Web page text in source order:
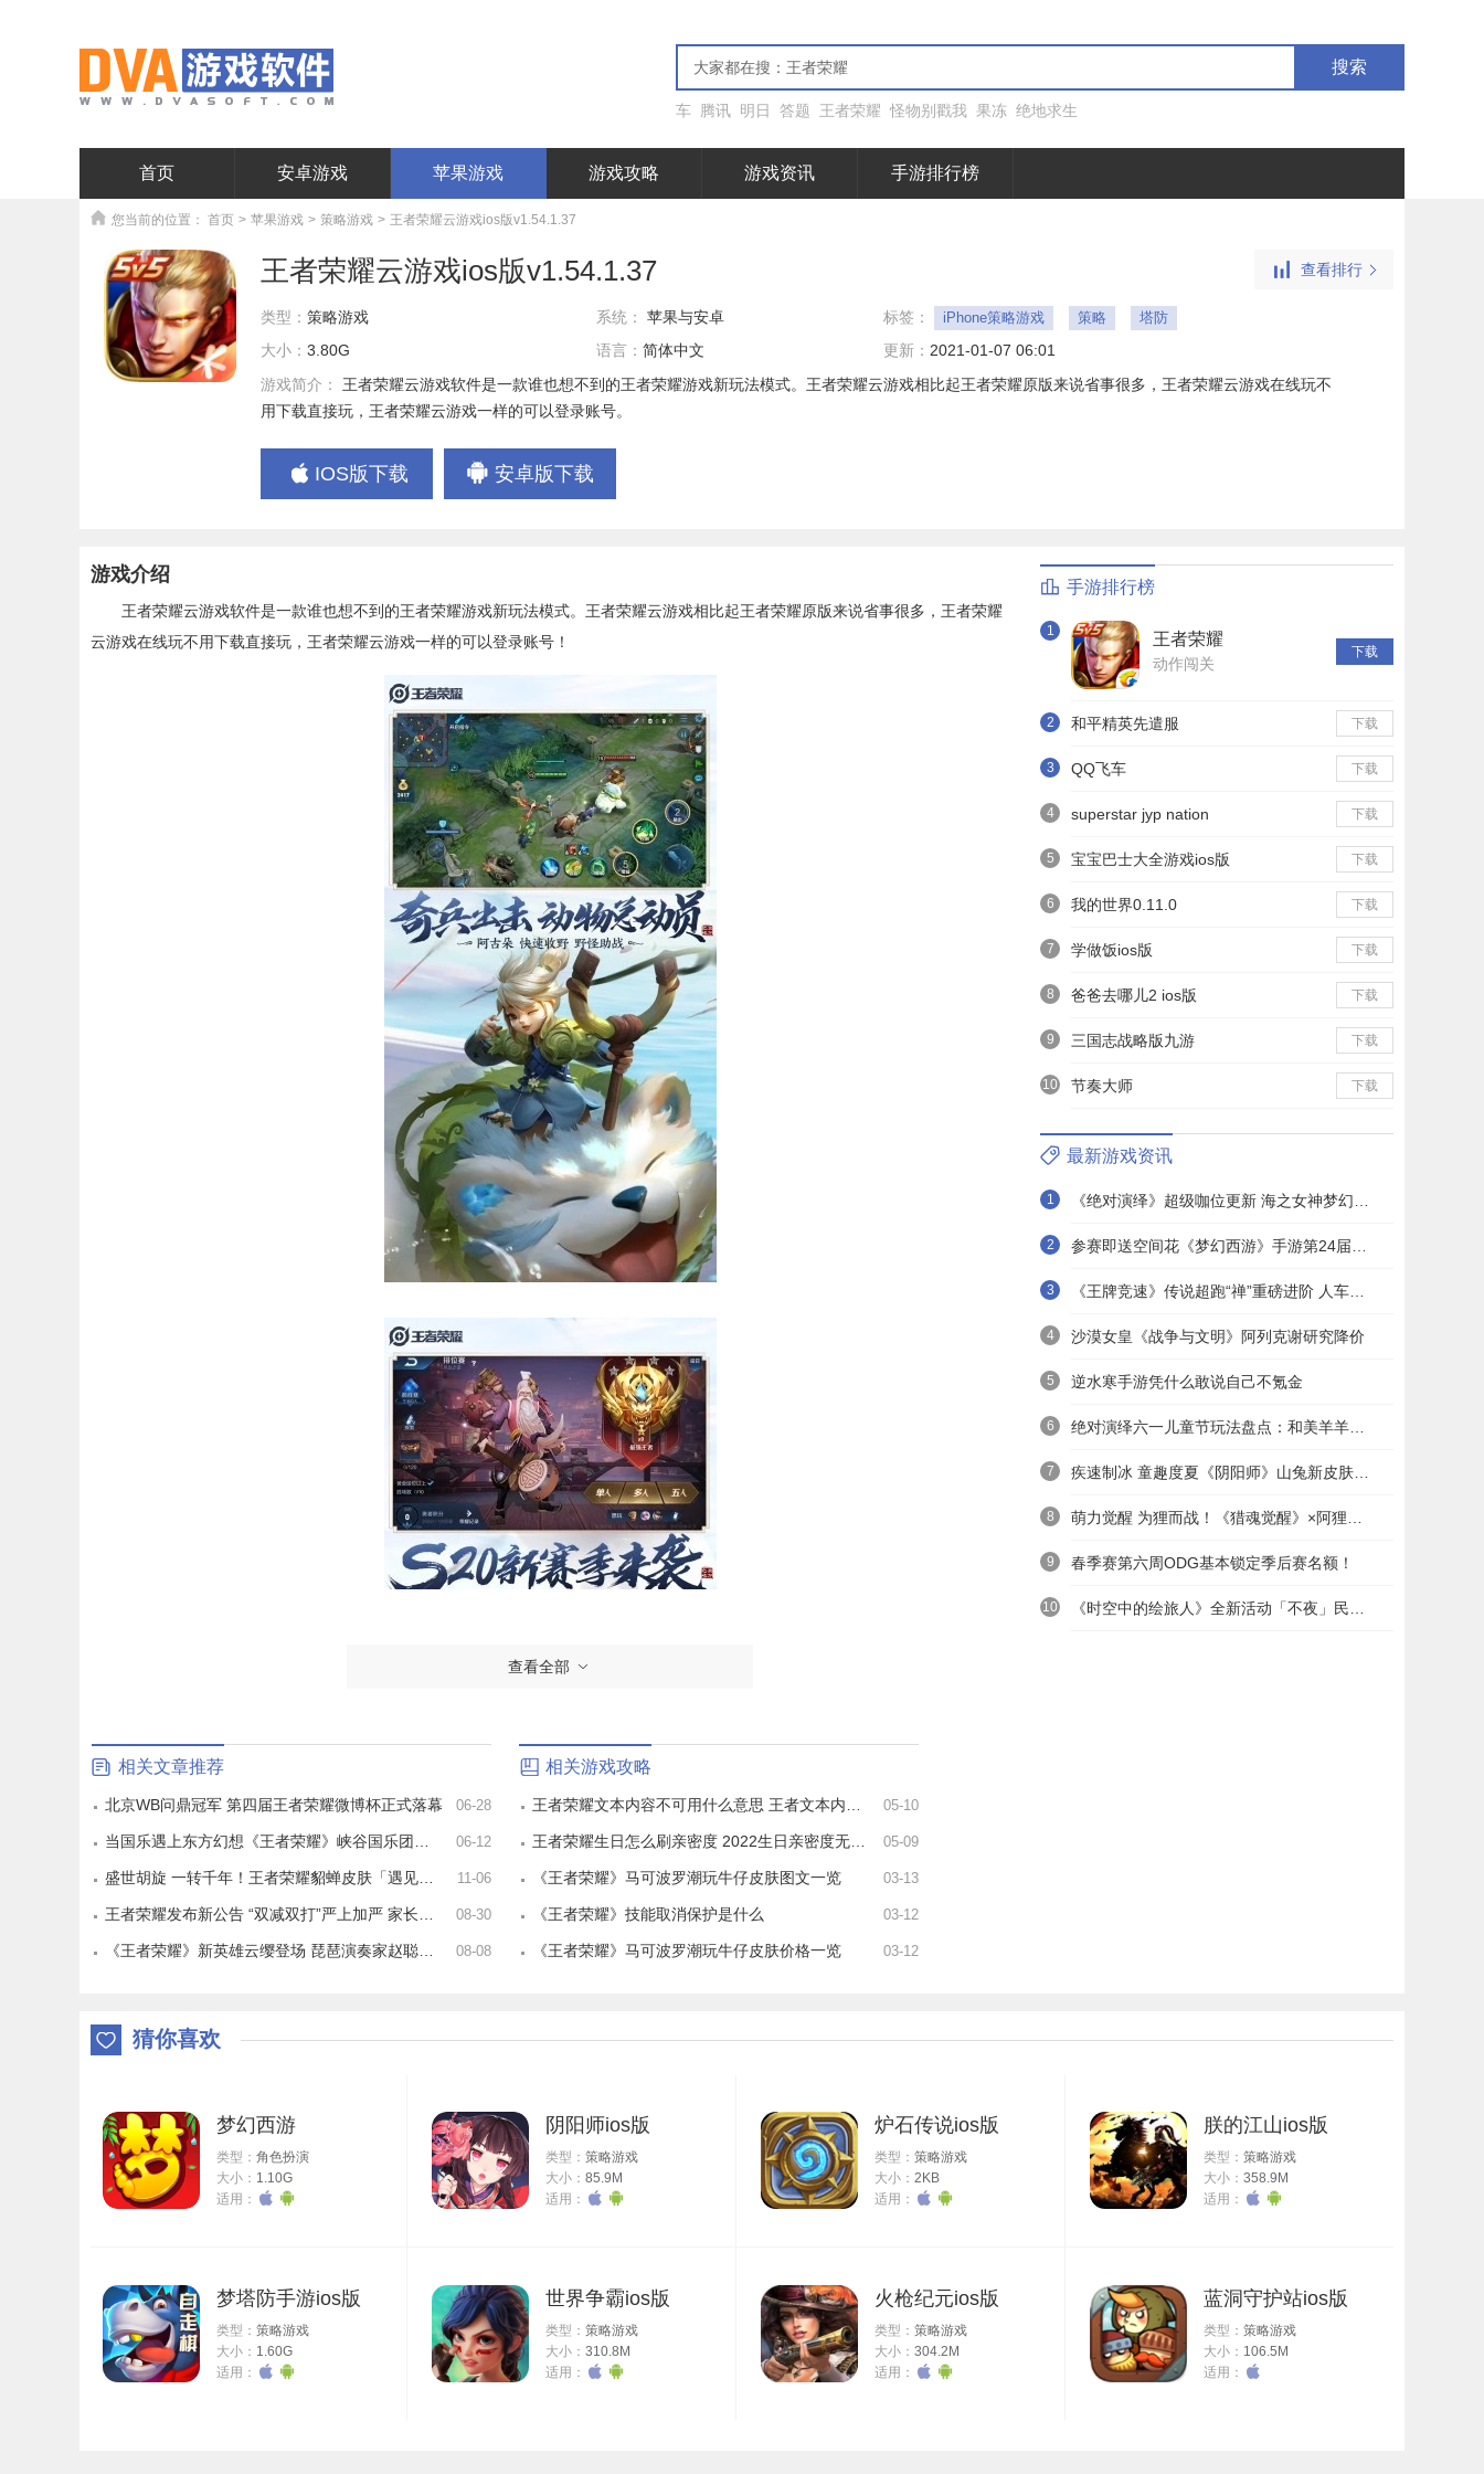
搜索
车 腾讯 明日 答题 王者荣耀 怪物别戳我 果冻 绝地求生
首页 安卓游戏 苹果游戏 游戏攻略 游戏资讯 手游排行榜
您当前的位置： 首页 > 苹果游戏 > 策略游戏 > 王者荣耀云游戏ios版v1.54.1.37
王者荣耀云游戏ios版v1.54.1.37
类型： 策略游戏 系统： 苹果与安卓 标签： iPhone策略游戏 策略 塔防
大小： 3.80G 语言： 简体中文 更新： 2021-01-07 06:01
游戏简介：
王者荣耀云游戏软件是一款谁也想不到的王者荣耀游戏新玩法模式。王者荣耀云游戏相比起王者荣耀原版来说省事很多，王者荣耀云游戏在线玩不
用下载直接玩，王者荣耀云游戏一样的可以登录账号。
IOS版下载 安卓版下载
查看排行
游戏介绍
王者荣耀云游戏软件是一款谁也想不到的王者荣耀游戏新玩法模式。王者荣耀云游戏相比起王者荣耀原版来说省事很多，王者荣耀
云游戏在线玩不用下载直接玩，王者荣耀云游戏一样的可以登录账号！
王者荣耀云游戏是一款超级好玩的moba战斗类型的游戏，游戏的玩法非常的刺激，你在游戏中可以通过选择自己喜欢的角色在这
游戏优势
2、游戏手柄玩游戏，给你最为动感的游戏玩法，不再需要使用冰冷的手机玩游戏。
3、研发团队每周为用户精选各种好玩的电视游戏，解决找不到好游戏的烦恼。
游戏亮点
1、您可以查看平台拥有的游戏内容，让您找到自己想要体验的游戏；
4、您可以自由的切换连接的云电脑，确保玩家可以获取更多游戏内容；
5、自动的推送许多热门的游戏，只要点击以后就能快速的畅玩；
6、为您提供了游戏排行榜，玩家就能知道最近热门的游戏排行信息了
查看全部
相关文章推荐
北京WB问鼎冠军 第四届王者荣耀微博杯正式落幕 06-28
当国乐遇上东方幻想《王者荣耀》峡谷国乐团用民族乐器演奏玩家故事 06-12
盛世胡旋 一转千年！王者荣耀貂蝉皮肤「遇见胡旋」正式上线！ 11-06
王者荣耀发布新公告 “双减双打”严上加严 家长们的福音到了 08-30
《王者荣耀》新英雄云缨登场 琵琶演奏家赵聪演绎魅力国乐 08-08
相关游戏攻略
王者荣耀文本内容不可用什么意思 王者文本内容不可用请重新输入解决办法分享 05-10
王者荣耀生日怎么刷亲密度 2022生日亲密度无限刷教程分享 05-09
《王者荣耀》马可波罗潮玩牛仔皮肤图文一览 03-13
《王者荣耀》技能取消保护是什么 03-12
《王者荣耀》马可波罗潮玩牛仔皮肤价格一览 03-12
手游排行榜
1 王者荣耀
动作闯关
下载
2 和平精英先遣服 下载
3 QQ飞车 下载
4 superstar jyp nation 下载
5 宝宝巴士大全游戏ios版 下载
6 我的世界0.11.0 下载
7 学做饭ios版 下载
8 爸爸去哪儿2 ios版 下载
9 三国志战略版九游 下载
10 节奏大师 下载
最新游戏资讯
1
2
3
4 沙漠女皇《战争与文明》阿列克谢研究降价
5 逆水寒手游凭什么敢说自己不氪金
6
7
8
9 春季赛第六周ODG基本锁定季后赛名额！
10
猜你喜欢
梦幻西游
类型： 角色扮演
大小： 1.10G
适用：
阴阳师ios版
类型： 策略游戏
大小： 85.9M
适用：
炉石传说ios版
类型： 策略游戏
大小： 2KB
适用：
朕的江山ios版
类型： 策略游戏
大小： 358.9M
适用：
梦塔防手游ios版
类型： 策略游戏
大小： 1.60G
适用：
世界争霸ios版
类型： 策略游戏
大小： 310.8M
适用：
火枪纪元ios版
类型： 策略游戏
大小： 304.2M
适用：
蓝洞守护站ios版
类型： 策略游戏
大小： 106.5M
适用：